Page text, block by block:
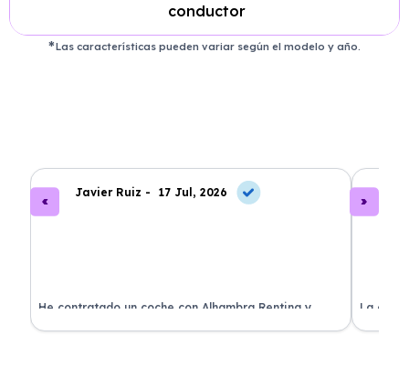
conductor
Las características pueden variar según el modelo y año.
Javier Ruiz - 17 Jul, 2026
He contratado un coche con Alhambra Renting y
estoy impresionado. Todo ha sido transparente y sin
La